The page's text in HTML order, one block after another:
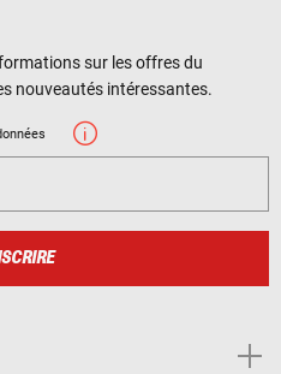
sur les offres du
nouveautés intéressantes.